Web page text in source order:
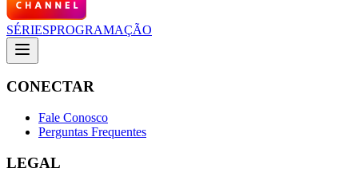
SÉRIESPROGRAMAÇÃO
CONECTAR
Fale Conosco
Perguntas Frequentes
LEGAL